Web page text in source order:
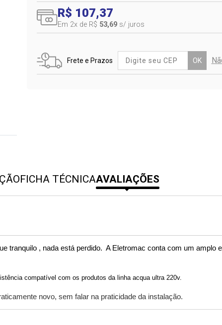
R$ 107,37
Em 2x de R$ 53,69 s/ juros
Frete e Prazos OK
FICHA TÉCNICAAVALIAÇÕES
tranquilo , nada está perdido.  A Eletromac conta com um amplo
compatível com os produtos da linha acqua ultra 220v.
novo, sem falar na praticidade da instalação.